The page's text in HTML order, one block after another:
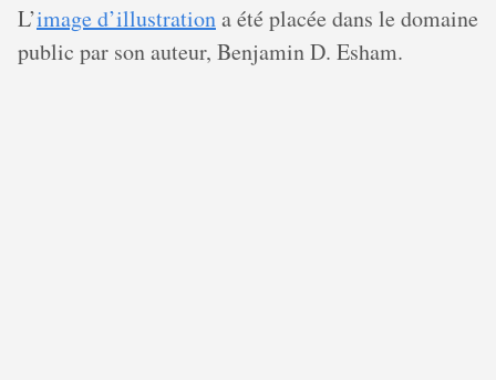
L’image d’illustrationa été placée dans le domaine
public par son auteur, Benjamin D. Esham.